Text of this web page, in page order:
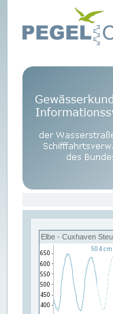
Elbe - Cuxhaven